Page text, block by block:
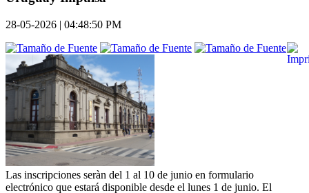
28-05-2026 | 04:48:50 PM
Las inscripciones seràn del 1 al 10 de junio en formulario
electrónico que estará disponible desde el lunes 1 de junio. El